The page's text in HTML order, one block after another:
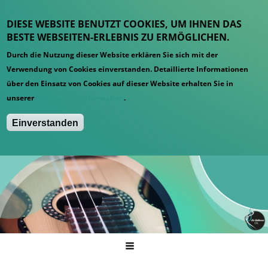
DIESE WEBSITE BENUTZT COOKIES, UM IHNEN DAS
BESTE WEBSEITEN-ERLEBNIS ZU ERMÖGLICHEN.
Durch die Nutzung dieser Website erklären Sie sich mit der
Verwendung von Cookies einverstanden. Detaillierte Informationen
über den Einsatz von Cookies auf dieser Website erhalten Sie in
unserer
Datenschutzinformation.
Einverstanden